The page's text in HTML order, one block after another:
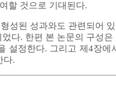
할 것으로 기대된다.
성된 성과와도 관련되어
다. 한편 본 논문의 구성
설정한다. 그리고 제4장
다.